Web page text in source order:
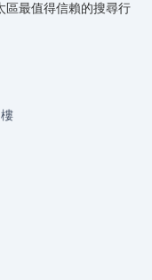
區最值得信賴的搜尋行